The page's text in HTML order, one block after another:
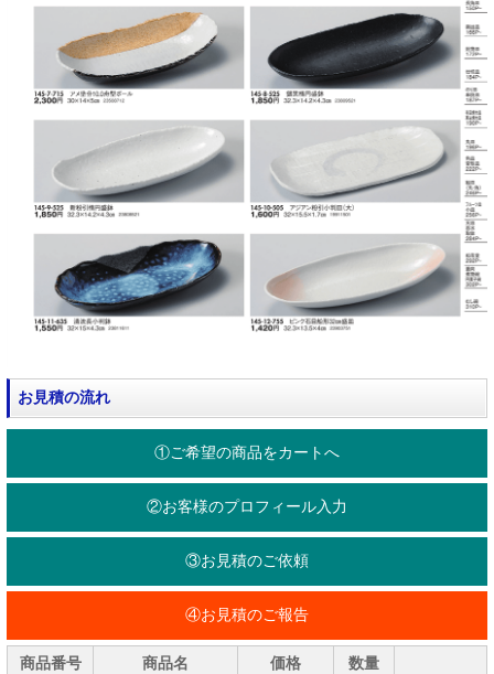
お見積の流れ
①ご希望の商品をカートへ
②お客様のプロフィール入力
③お見積のご依頼
④お見積のご報告
商品番号 商品名 価格 数量